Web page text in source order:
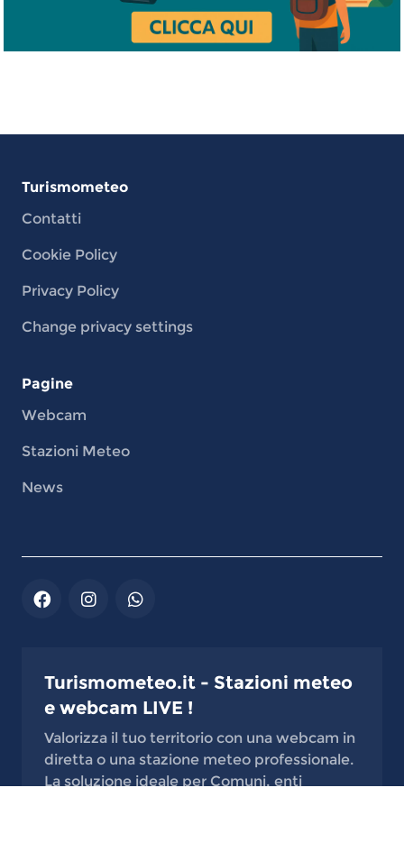
Turismometeo
Contatti
Cookie Policy
Privacy Policy
Change privacy settings
Pagine
Webcam
Stazioni Meteo
News
Turismometeo.it - Stazioni meteo
e webcam LIVE !
Valorizza il tuo territorio con una webcam in
diretta o una stazione meteo professionale.
La soluzione ideale per Comuni, enti